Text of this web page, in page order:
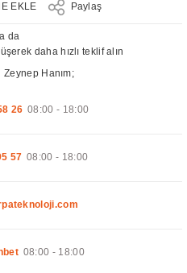
Paylaş
da
daha hızlı teklif alın
Zeynep Hanım;
26 08:00 - 18:00
57 08:00 - 18:00
08:00 - 18:00